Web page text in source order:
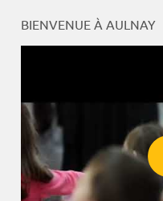
BIENVENUE À AULNAY